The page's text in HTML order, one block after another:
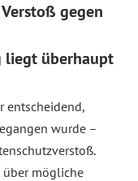
gegen
liegt überhaupt
entscheidend,
wurde –
über mögliche